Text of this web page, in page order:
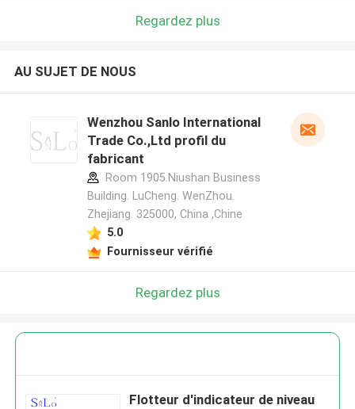
Regardez plus
AU SUJET DE NOUS
Wenzhou Sanlo International
Trade Co.,Ltd profil du
fabricant
Room 1905.Niushan Business
Building. LuCheng. WenZhou.
Zhejiang. 325000, China ,Chine
5.0
Fournisseur vérifié
Regardez plus
Flotteur d'indicateur de niveau